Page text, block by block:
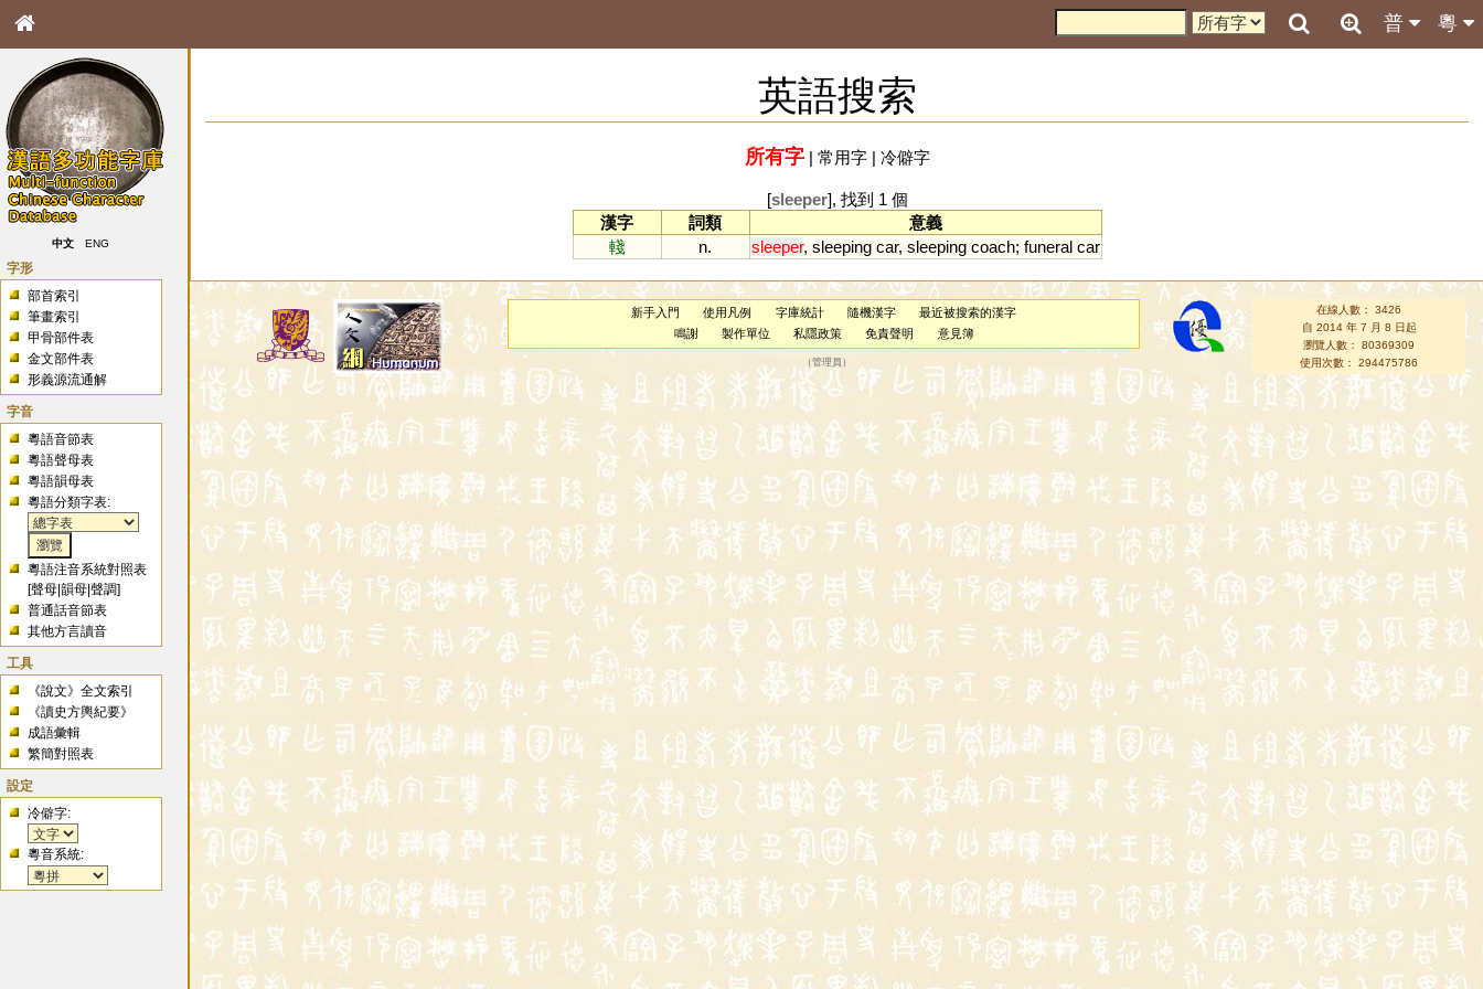
粵
普
中文 ENG
字形
部首索引
筆畫索引
甲骨部件表
金文部件表
形義源流通解
字音
粵語音節表
粵語聲母表
粵語韻母表
粵語分類字表:
粵語注音系統對照表
[聲母 |韻母 |聲調]
普通話音節表
其他方言讀音
工具
《說文》全文索引
《讀史方輿紀要》
成語彙輯
繁簡對照表
設定
冷僻字:
粵音系統:
英語搜索
所有字| 常用字| 冷僻字
[sleeper], 找到 1 個
漢字
詞類
意義
輚
n. sleeper, sleeping car, sleeping coach; funeral car
新手入門 使用凡例 字庫統計 隨機漢字
最近被搜索的漢字
鳴謝
製作單位 私隱政策 免責聲明 意見簿
（管理員 ）
在線人數： 3426
自 2014 年 7 月 8 日起
瀏覽人數： 80369309
使用次數： 294475786